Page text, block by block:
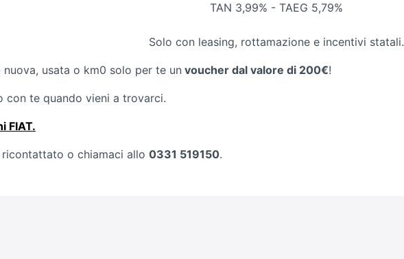
TAN 3,99% - TAEG 5,79%
Solo con leasing, rottamazione e incentivi statali.
usata o km0 solo per te un voucher dal valore di 200€!
con te quando vieni a trovarci.
FIAT.
ricontattato o chiamaci allo 0331 519150.